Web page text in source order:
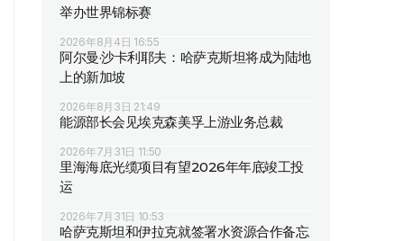
举办世界锦标赛
2026年8月4日 16:55
阿尔曼·沙卡利耶夫：哈萨克斯坦将成为陆地
上的新加坡
2026年8月3日 21:49
能源部长会见埃克森美孚上游业务总裁
2026年7月31日 11:50
里海海底光缆项目有望2026年年底竣工投
运
2026年7月31日 10:53
哈萨克斯坦和伊拉克就签署水资源合作备忘